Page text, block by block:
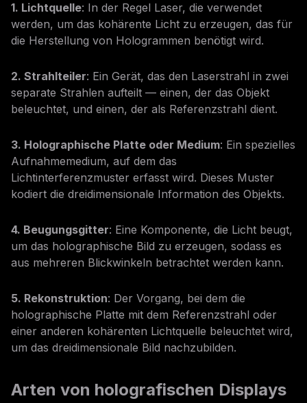
1. Lichtquelle: In der Regel Laser, die verwendet
werden, um das kohärente Licht zu erzeugen, das für
die Herstellung von Hologrammen benötigt wird.
2. Strahlteiler: Ein Gerät, das den Laserstrahl in zwei
separate Strahlen aufteilt — einen, der das Objekt
beleuchtet, und einen, der als Referenzstrahl dient.
3. Holographische Platte oder Medium: Ein spezielles
Aufnahmemedium, auf dem das
Lichtinterferenzmuster erfasst wird. Dieses Muster
kodiert die dreidimensionale Information des Objekts.
4. Beugungsgitter: Eine Komponente, die Licht beugt,
um das holographische Bild zu erzeugen, sodass es
aus mehreren Blickwinkeln betrachtet werden kann.
5. Rekonstruktion: Der Vorgang, bei dem die
holographische Platte mit dem Referenzstrahl oder
einer anderen kohärenten Lichtquelle beleuchtet wird,
um das dreidimensionale Bild nachzubilden.
Arten von holografischen Displays